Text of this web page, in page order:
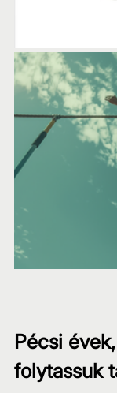
Pécsi
folytassuk